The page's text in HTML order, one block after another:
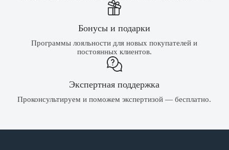
Бонусы и подарки
Программы лояльности для новых покупателей и
постоянных клиентов.
Экспертная поддержка
Проконсультируем и поможем экспертизой — бесплатно.